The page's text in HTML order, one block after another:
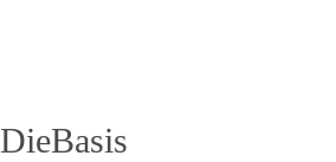
DieBasis